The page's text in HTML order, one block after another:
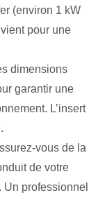
(environ 1 kW
pour une
dimensions
garantir une
L’insert
vous de la
de votre
Un professionnel